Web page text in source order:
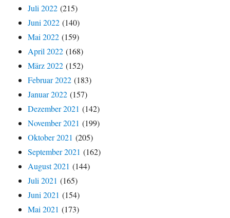
Juli 2022 (215)
Juni 2022 (140)
Mai 2022 (159)
April 2022 (168)
März 2022 (152)
Februar 2022 (183)
Januar 2022 (157)
Dezember 2021 (142)
November 2021 (199)
Oktober 2021 (205)
September 2021 (162)
August 2021 (144)
Juli 2021 (165)
Juni 2021 (154)
Mai 2021 (173)